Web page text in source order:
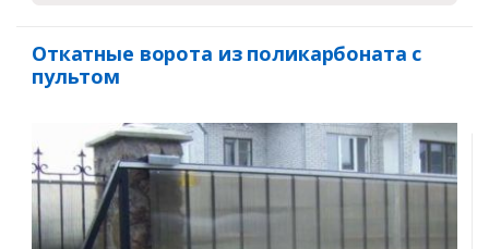
Откатные ворота из поликарбоната с
пультом